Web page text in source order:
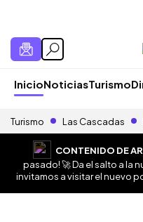
InicioNoticiasTurismo
Turismo Las Cascadas
CONTENIDO DE
pasado! 🚀 Da el salto a la
invitamos a visitar el nuevo